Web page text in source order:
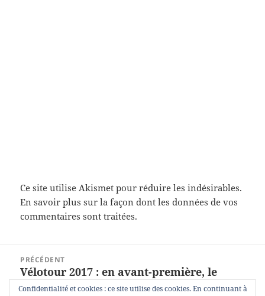
Ce site utilise Akismet pour réduire les indésirables.
En savoir plus sur la façon dont les données de vos
commentaires sont traitées.
l’article
PRÉCÉDENT
Article
précédent :
Vélotour 2017 : en avant-première, le
parcours commenté
Confidentialité et cookies : ce site utilise des cookies. En continuant à